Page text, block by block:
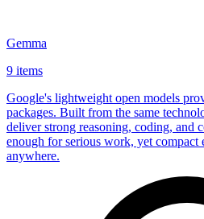
Gemma
9 items
Google's lightweight open models
packages. Built from the same
deliver strong reasoning, coding, and
enough for serious work, yet compact
anywhere.